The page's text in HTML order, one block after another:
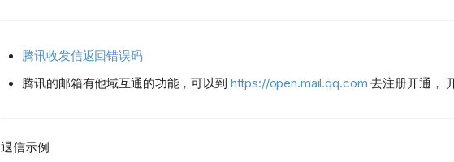
腾讯收发信返回错误码
腾讯的邮箱有他域互通的功能，可以到 https://open.mail.qq.com 去注册开通，
退信示例